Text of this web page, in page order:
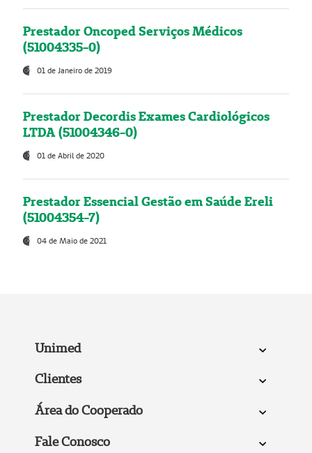
Prestador Oncoped Serviços Médicos
(51004335-0)
01 de Janeiro de 2019
Prestador Decordis Exames Cardiológicos
LTDA (51004346-0)
01 de Abril de 2020
Prestador Essencial Gestão em Saúde Ereli
(51004354-7)
04 de Maio de 2021
Unimed
Clientes
Área do Cooperado
Fale Conosco